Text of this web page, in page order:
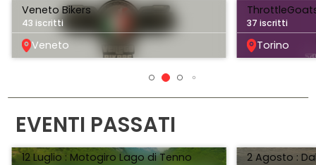
Veneto Bikers
43 iscritti
Veneto
37 iscritti
Torino
EVENTI PASSATI
12 Luglio : Motogiro Lago di Tenno
2 Agosto :